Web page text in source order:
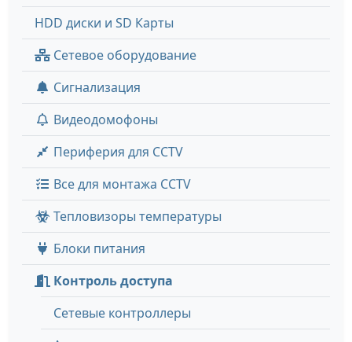
HDD диски и SD Карты
Сетевое оборудование
Сигнализация
Видеодомофоны
Периферия для CCTV
Все для монтажа CCTV
Тепловизоры температуры
Блоки питания
Контроль доступа
Сетевые контроллеры